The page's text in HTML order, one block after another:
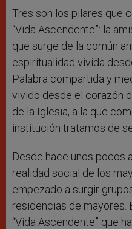
Tres son los pilares que
“Vida Ascendente”: la
que surge de la común
espiritualidad vivida
Palabra compartida y
vivido desde el corazón
de la Iglesia, a la que
institución tratamos de
Desde hace unos pocos
realidad social de los
empezado a surgir
residencias de mayores.
“Vida Ascendente” que